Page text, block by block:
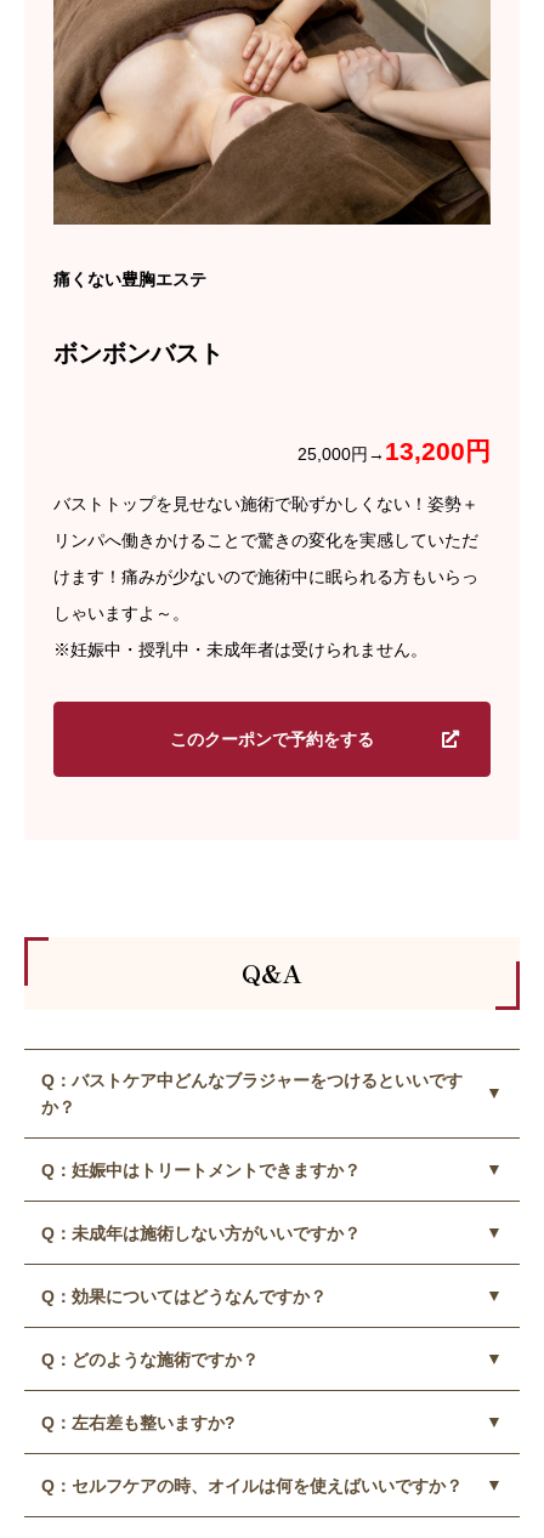
痛くない豊胸エステ
ボンボンバスト
25,000円→ 13,200円
バストトップを見せない施術で恥ずかしくない！姿勢＋
リンパへ働きかけることで驚きの変化を実感していただ
けます！痛みが少ないので施術中に眠られる方もいらっ
しゃいますよ～。
※妊娠中・授乳中・未成年者は受けられません。
このクーポンで予約をする
Q&A
Q：バストケア中どんなブラジャーをつけるといいです
か？
A：大前提で、専門の方にサイズをしっかり計ってもらいそ
す。またブラは、ワイヤー入り、U字型、深めのブラを選ん
でください。
いのでその時々にあったブラをつけてください。
Q：妊娠中はトリートメントできますか？
A：妊娠中はトリートメントできません。バスト周りにカブ
に医師の許可を得て行ってください（乳汁の分泌が良くなる
ことがある為必ず説明する）基本的に授乳後が良いです。
Q：未成年は施術しない方がいいですか？
A：まだ発達途中のお子様（18歳以下）は、乳腺の成長に伴
す。
Q：効果についてはどうなんですか？
A：1〜2回の施術ではすぐ元の状態に戻ってしまいますの
継続して育乳します。定着すると維持できます。
Q：どのような施術ですか？
A：バストトップを見せない、肩のケアもでき、背中とデコ
す。痛みもなく気持ち良い施術です。
Q：左右差も整いますか?
A：時間がかかる場合もありますが左右差整う方がほとんど
Q：セルフケアの時、オイルは何を使えばいいですか？